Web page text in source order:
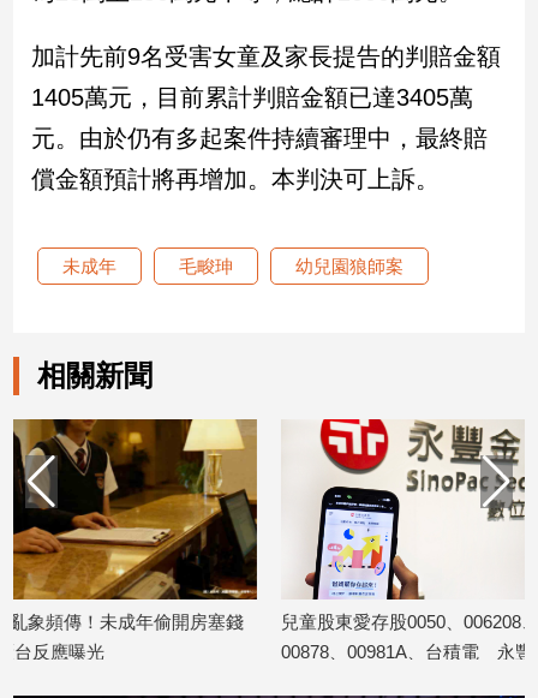
娛
樂
星
行/
生
活
建
築/
室
內
設
計
旅
遊/
加計先前9名受害女童及家長提告的判賠金額
1405萬元，目前累計判賠金額已達3405萬
元。由於仍有多起案件持續審理中，最終賠
償金額預計將再增加。本判決可上訴。
未成年 毛畯珅 幼兒園狼師案
相關新聞
錢
兒童股東愛存股0050、006208、
00878、00981A、台積電 永豐金證券
黃子佼藏2341
啟動「4年保護